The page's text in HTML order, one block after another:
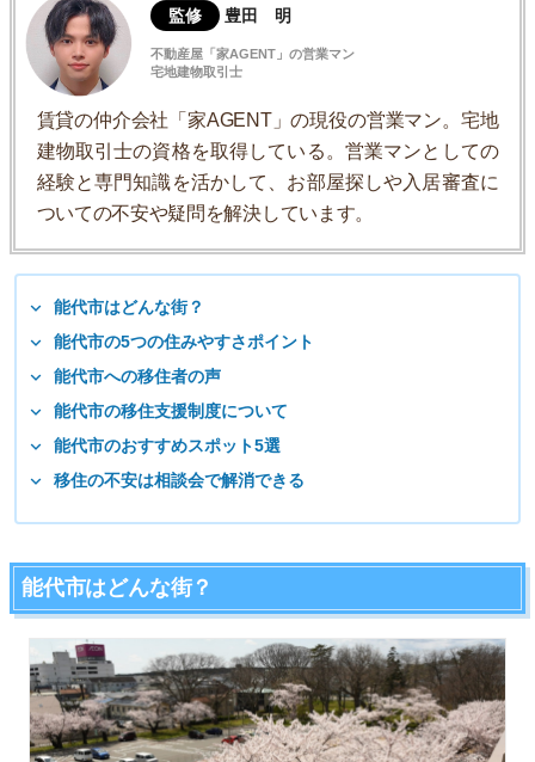
監修 豊田 明
不動産屋「家AGENT」の営業マン
宅地建物取引士
賃貸の仲介会社「家AGENT」の現役の営業マン。宅地
建物取引士の資格を取得している。営業マンとしての
経験と専門知識を活かして、お部屋探しや入居審査に
ついての不安や疑問を解決しています。
能代市はどんな街？
能代市の5つの住みやすさポイント
能代市への移住者の声
能代市の移住支援制度について
能代市のおすすめスポット5選
移住の不安は相談会で解消できる
能代市はどんな街？